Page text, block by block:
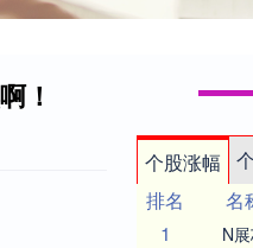
！
个股涨幅
排名
名
1
N